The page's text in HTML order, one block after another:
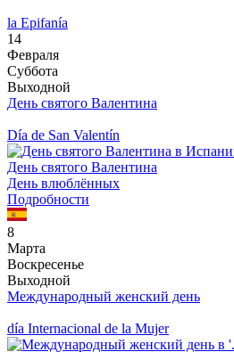
la Epifanía
14
Февраля
Суббота
Выходной
День святого Валентина
Día de San Valentín
День святого Валентина
День влюблённых
Подробности
8
Марта
Воскресенье
Выходной
Международный женский день
día Internacional de la Mujer